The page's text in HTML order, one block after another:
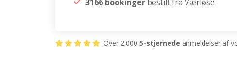
3166 bookinger bestilt fra Værløse
Over 2.000 5-stjernede anmeldelser af